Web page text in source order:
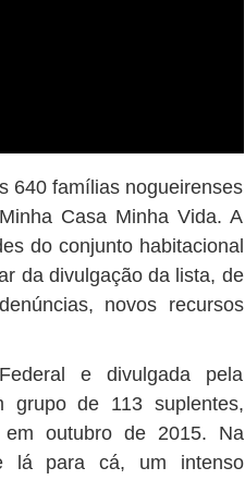
640 famílias nogueirenses
Casa Minha Vida. A
do conjunto habitacional
da divulgação da lista, de
novos recursos
e divulgada pela
grupo de 113 suplentes,
em outubro de 2015. Na
lá para cá, um intenso